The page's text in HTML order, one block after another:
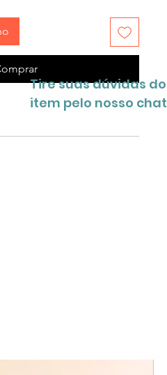
Tire suas dúvidas do
item pelo nosso chat